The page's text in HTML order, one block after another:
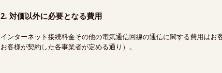
2. 対価以外に必要となる費用
インターネット接続料金その他の電気通信回線の通信に関する費用はお
お客様が契約した各事業者が定める通り）。